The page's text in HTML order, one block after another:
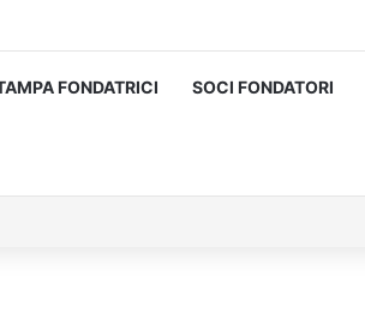
FONDATRICI SOCI FONDATORI